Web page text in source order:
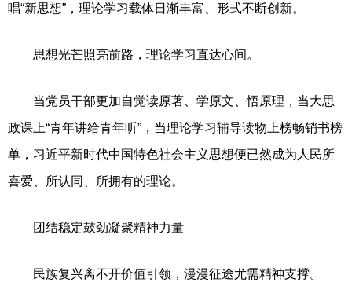
唱“新思想”，理论学习载体日渐丰富、形式不断创新。
思想光芒照亮前路，理论学习直达心间。
当党员干部更加自觉读原著、学原文、悟原理，当大思
政课上“青年讲给青年听”，当理论学习辅导读物上榜畅销书榜
单，习近平新时代中国特色社会主义思想便已然成为人民所
喜爱、所认同、所拥有的理论。
团结稳定鼓劲凝聚精神力量
民族复兴离不开价值引领，漫漫征途尤需精神支撑。